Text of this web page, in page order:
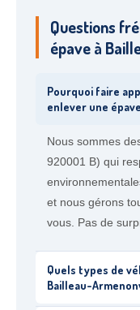
Questions
épave à
Pourquoi faire
enlever une
Nous sommes
920001 B) qui
et nous gérons
vous. Pas de
Quels types de
Bailleau-